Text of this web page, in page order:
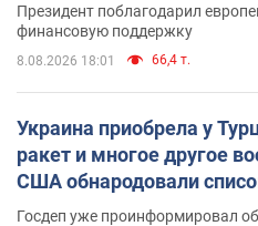
Президент поблагодарил
финансовую поддержку
8.08.2026 18:01 66,4 т.
Украина приобрела у
ракет и многое другое
США обнародовали
Госдеп уже проинформировал